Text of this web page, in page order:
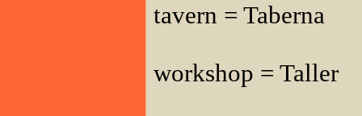
tavern = Taberna
workshop = Taller